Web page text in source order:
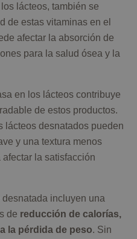
lácteos, también se
de estas vitaminas en el
afectar la absorción de
para la salud ósea y la
en los lácteos contribuye
de estos productos.
lácteos desnatados pueden
y una textura menos
la satisfacción
desnatada incluyen una
de reducción de calorías,
la pérdida de peso. Sin